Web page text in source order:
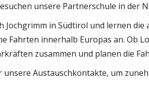
unsere Partnerschule in der
in Südtirol und lernen die
Fahrten innerhalb Europas an. Ob
zusammen und planen die
Austauschkontakte, um